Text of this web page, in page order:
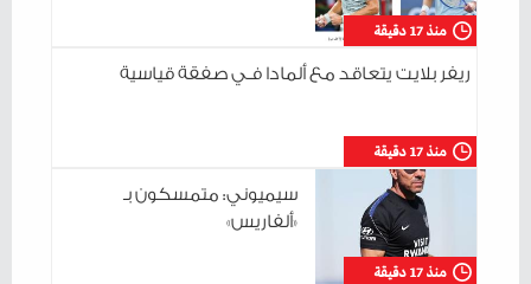
منذ 17 دقيقة
منذ 17 دقيقة
ريفر بلايت يتعاقد مع ألمادا فـي صفقة قياسية
منذ 17 دقيقة
سيميوني: متمسكون بـ
«ألفاريس»